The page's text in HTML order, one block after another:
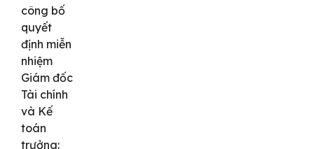
công bố
quyết
định miễn
nhiệm
Giám đốc
Tài chính
và Kế
toán
trưởng: